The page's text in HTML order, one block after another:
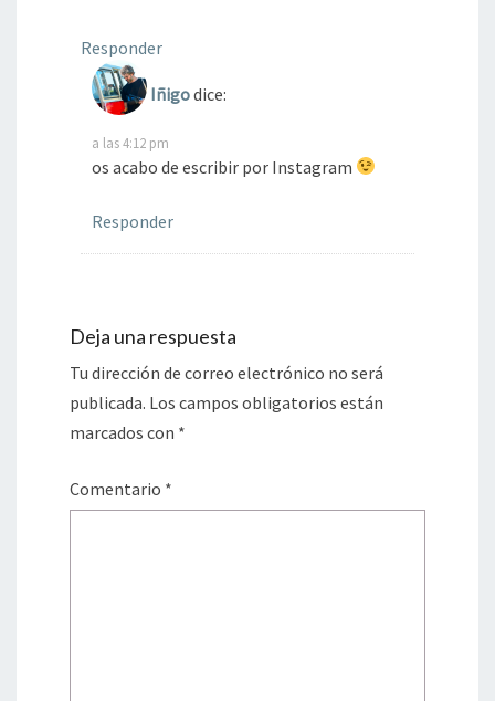
Responder
Iñigodice:
a las 4:12 pm
os acabo de escribir por Instagram
Responder
Deja una respuesta
Tu dirección de correo electrónico no será
publicada. Los campos obligatorios están
marcados con *
Comentario *